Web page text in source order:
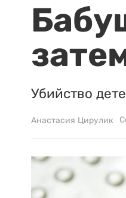
Убийство
Анастасия Цирулик